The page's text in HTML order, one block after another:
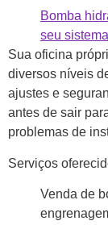
Bomba
seu sistema
Sua oficina
diversos níveis
ajustes e
antes de sair
problemas de
Serviços
Venda de